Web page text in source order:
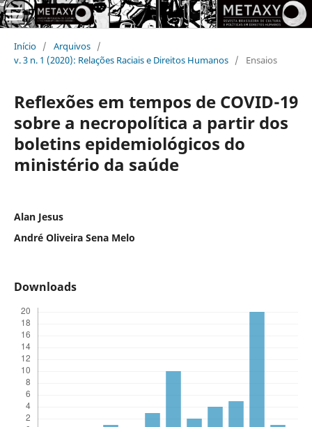
Início / Arquivos /
v. 3 n. 1 (2020): Relações Raciais e Direitos Humanos / Ensaios
Reflexões em tempos de COVID-19
sobre a necropolítica a partir dos
boletins epidemiológicos do
ministério da saúde
Alan Jesus
André Oliveira Sena Melo
Downloads